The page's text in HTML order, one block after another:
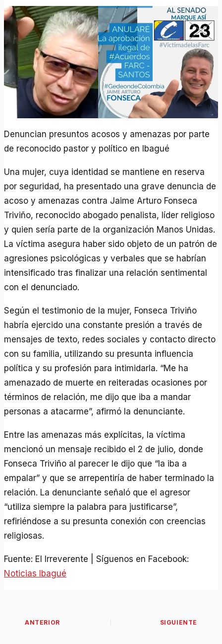
Denuncian presuntos acosos y amenazas por parte
de reconocido pastor y político en Ibagué
Una mujer, cuya identidad se mantiene en reserva
por seguridad, ha presentado una grave denuncia de
acoso y amenazas contra Jaime Arturo Fonseca
Triviño, reconocido abogado penalista, líder religioso
y quien sería parte de la organización Manos Unidas.
La víctima asegura haber sido objeto de un patrón de
agresiones psicológicas y verbales que se habrían
intensificado tras finalizar una relación sentimental
con el denunciado.
Según el testimonio de la mujer, Fonseca Triviño
habría ejercido una constante presión a través de
mensajes de texto, redes sociales y contacto directo
con su familia, utilizando su presunta influencia
política y su profesión para intimidarla. “Me ha
amenazado de muerte en reiteradas ocasiones por
términos de relación, me dijo que iba a mandar
personas a atacarme”, afirmó la denunciante.
Entre las amenazas más explícitas, la víctima
mencionó un mensaje recibido el 2 de julio, donde
Fonseca Triviño al parecer le dijo que “la iba a
empalar” y que se arrepentiría de haber terminado la
relación. La denunciante señaló que el agresor
“utiliza siempre la palabra para justificarse”,
refiriéndose a su presunta conexión con creencias
religiosas.
Fuente: El Irreverente | Síguenos en Facebook:
Noticias Ibagué